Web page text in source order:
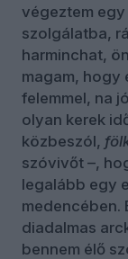
végeztem egy
szolgálatba,
harminchat,
magam, hogy
felemmel, na
olyan kerek
közbeszól,
szóvivőt –,
legalább egy
medencében.
diadalmas
bennem élő